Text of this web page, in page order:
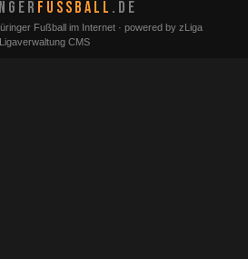
FUSSBALL .DE
Fußball im Internet · powered by zLiga
Ligaverwaltung CMS